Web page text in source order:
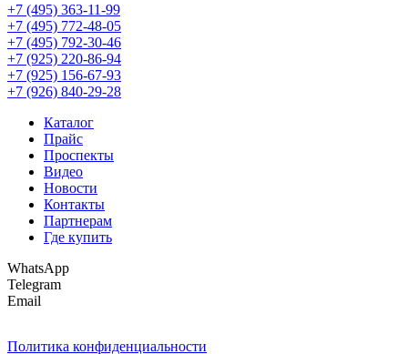
+7 (495) 363-11-99
+7 (495) 772-48-05
+7 (495) 792-30-46
+7 (925) 220-86-94
+7 (925) 156-67-93
+7 (926) 840-29-28
Каталог
Прайс
Проспекты
Видео
Новости
Контакты
Партнерам
Где купить
WhatsApp
Telegram
Email
Политика конфиденциальности